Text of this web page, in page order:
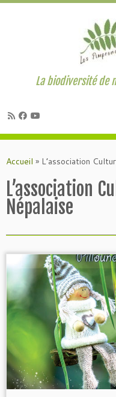
au
La biodiversité de
Accueil » L’association
L’association
Népalaise